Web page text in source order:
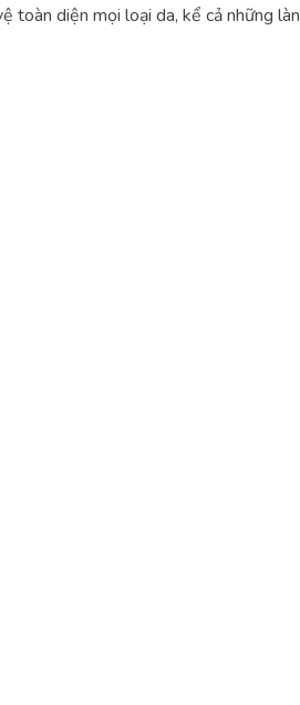
toàn diện mọi loại da, kể cả những làn